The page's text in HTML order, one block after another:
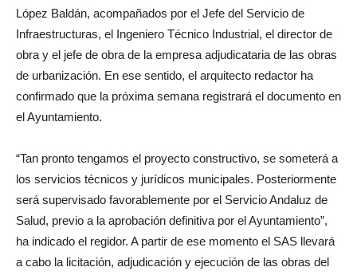
López Baldán, acompañados por el Jefe del Servicio de
Infraestructuras, el Ingeniero Técnico Industrial, el director de
obra y el jefe de obra de la empresa adjudicataria de las obras
de urbanización. En ese sentido, el arquitecto redactor ha
confirmado que la próxima semana registrará el documento en
el Ayuntamiento.
“Tan pronto tengamos el proyecto constructivo, se someterá a
los servicios técnicos y jurídicos municipales. Posteriormente
será supervisado favorablemente por el Servicio Andaluz de
Salud, previo a la aprobación definitiva por el Ayuntamiento”,
ha indicado el regidor. A partir de ese momento el SAS llevará
a cabo la licitación, adjudicación y ejecución de las obras del